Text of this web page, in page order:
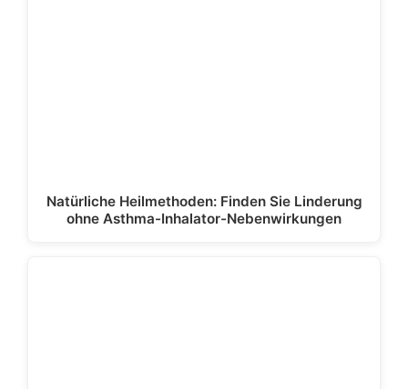
Natürliche Heilmethoden: Finden Sie Linderung
ohne Asthma-Inhalator-Nebenwirkungen